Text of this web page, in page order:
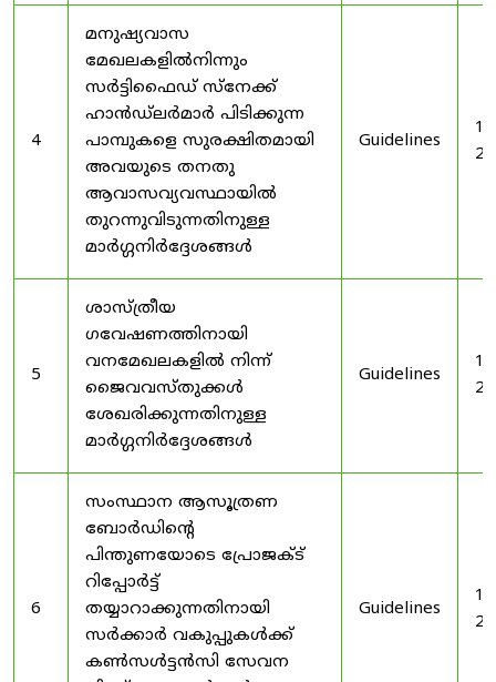
4
മനുഷ്യവാസ
മേഖലകളിൽനിന്നും
സർട്ടിഫൈഡ് സ്നേക്ക്
ഹാൻഡ്‌ലർമാർ പിടിക്കുന്ന
പാമ്പുകളെ സുരക്ഷിതമായി
അവയുടെ തനതു
ആവാസവ്യവസ്ഥായിൽ
തുറന്നുവിടുന്നതിനുള്ള
മാർഗ്ഗനിർദ്ദേശങ്ങൾ
Guidelines
5
ശാസ്ത്രീയ
ഗവേഷണത്തിനായി
വനമേഖലകളിൽ നിന്ന്
ജൈവവസ്തുക്കൾ
ശേഖരിക്കുന്നതിനുള്ള
മാർഗ്ഗനിർദ്ദേശങ്ങൾ
Guidelines
6
സംസ്ഥാന ആസൂത്രണ
ബോർഡിൻ്റെ
പിന്തുണയോടെ പ്രോജക്ട്
റിപ്പോർട്ട്
തയ്യാറാക്കുന്നതിനായി
സർക്കാർ വകുപ്പുകൾക്ക്
കൺസൾട്ടൻസി സേവന
Guidelines